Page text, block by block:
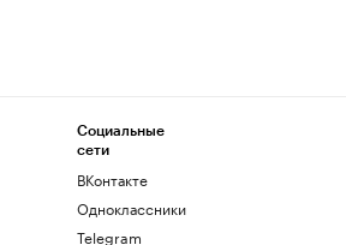
Социальные
сети
ВКонтакте
Одноклассники
Telegram